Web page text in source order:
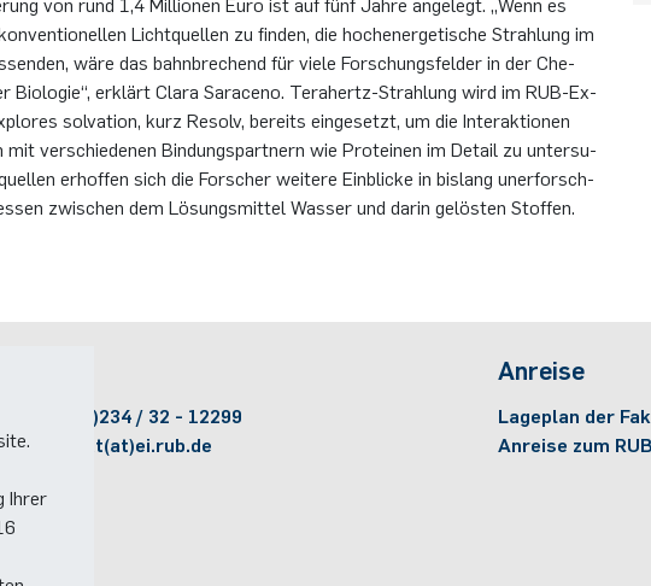
Licht­quel­len zu fin­den, die hoch­en­er­ge­ti­sche Strah­lung im
wäre das bahn­bre­chend für viele For­schungs­fel­der in der Che­
Bio­lo­gie“, er­klärt Clara Sa­ra­ce­no. Tera­hertz-Strah­lung wird im RUB-Ex­
sol­va­ti­on, kurz Re­solv, be­reits ein­ge­setzt, um die In­ter­ak­tio­nen
mit ver­schie­de­nen Bin­dungs­part­nern wie Pro­te­inen im De­tail zu un­ter­su­
er­hof­fen sich die For­scher wei­te­re Ein­bli­cke in bis­lang un­er­forsch­
zwi­schen dem Lö­sungs­mit­tel Was­ser und darin ge­lös­ten Stof­fen.
(+49)(0)234 / 32 - 12299
dekanat(at)ei.rub.de
Anreise
Lageplan der
Anreise zum
Ihrer